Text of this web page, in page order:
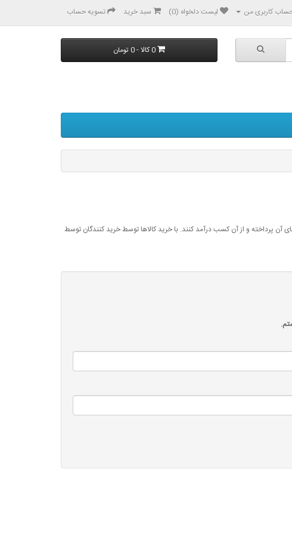
کاربری من لیست دلخواه (0) سبد خرید تسویه حساب
0 کالا - 0 تومان
آن پرداخته و از آن کسب درآمد کنند. با خرید کالاها توسط خرید کنندگان توسط